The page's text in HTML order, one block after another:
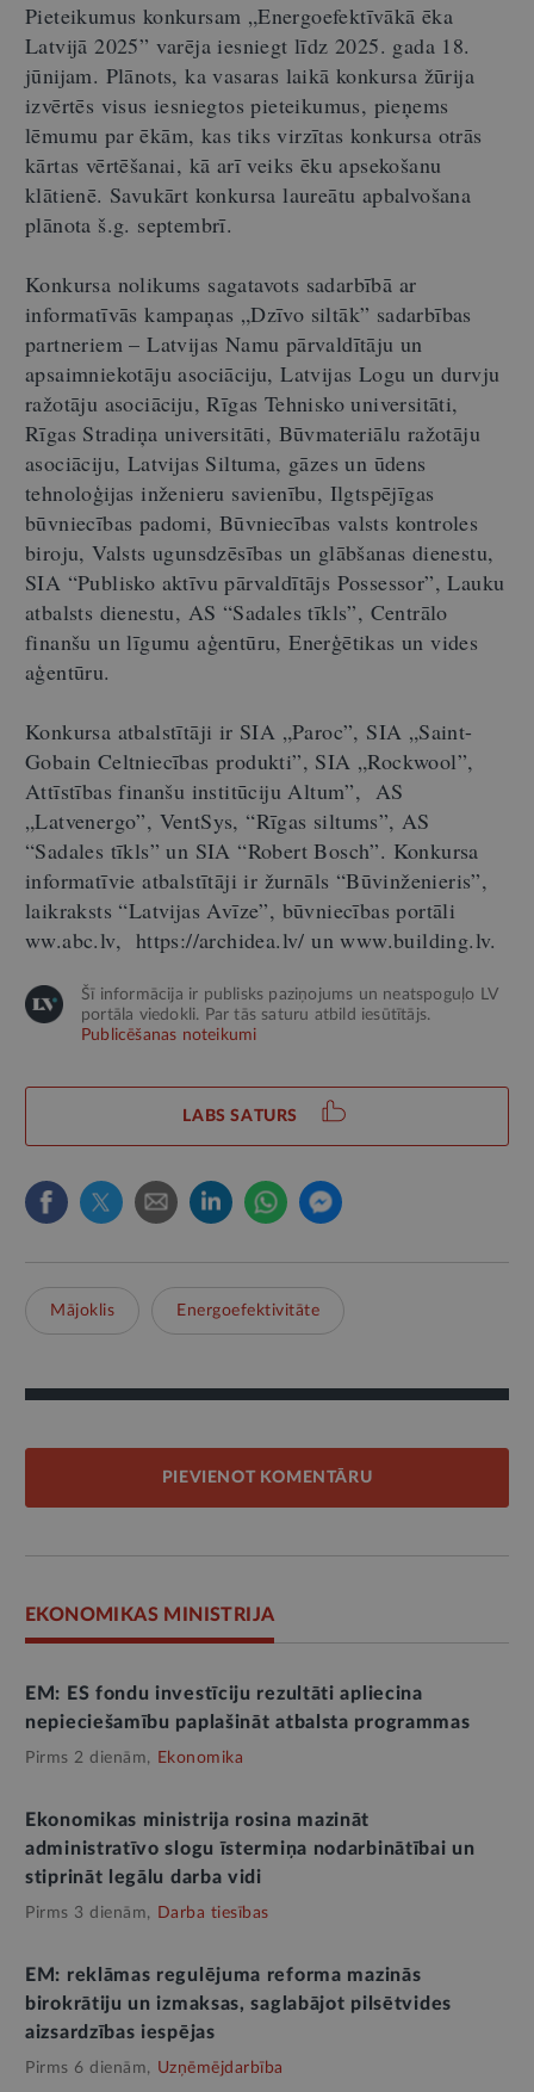
Pieteikumus konkursam „Energoefektīvākā ēka
Latvijā 2025” varēja iesniegt līdz 2025. gada 18.
jūnijam. Plānots, ka vasaras laikā konkursa žūrija
izvērtēs visus iesniegtos pieteikumus, pieņems
lēmumu par ēkām, kas tiks virzītas konkursa otrās
kārtas vērtēšanai, kā arī veiks ēku apsekošanu
klātienē. Savukārt konkursa laureātu apbalvošana
plānota š.g. septembrī.
Konkursa nolikums sagatavots sadarbībā ar
informatīvās kampaņas „Dzīvo siltāk” sadarbības
partneriem – Latvijas Namu pārvaldītāju un
apsaimniekotāju asociāciju, Latvijas Logu un durvju
ražotāju asociāciju, Rīgas Tehnisko universitāti,
Rīgas Stradiņa universitāti, Būvmateriālu ražotāju
asociāciju, Latvijas Siltuma, gāzes un ūdens
tehnoloģijas inženieru savienību, Ilgtspējīgas
būvniecības padomi, Būvniecības valsts kontroles
biroju, Valsts ugunsdzēsības un glābšanas dienestu,
SIA “Publisko aktīvu pārvaldītājs Possessor”, Lauku
atbalsts dienestu, AS “Sadales tīkls”, Centrālo
finanšu un līgumu aģentūru, Enerģētikas un vides
aģentūru.
Konkursa atbalstītāji ir SIA „Paroc”, SIA „Saint-
Gobain Celtniecības produkti”, SIA „Rockwool”,
Attīstības finanšu institūciju Altum”, AS
„Latvenergo”, VentSys, “Rīgas siltums”, AS
“Sadales tīkls” un SIA “Robert Bosch”. Konkursa
informatīvie atbalstītāji ir žurnāls “Būvinženieris”,
laikraksts “Latvijas Avīze”, būvniecības portāli
ww.abc.lv, https://archidea.lv/ un www.building.lv.
Šī informācija ir publisks paziņojums un neatspoguļo LV
portāla viedokli. Par tās saturu atbild iesūtītājs.
Publicēšanas noteikumi
LABS SATURS
Mājoklis Energoefektivitāte
PIEVIENOT KOMENTĀRU
EKONOMIKAS MINISTRIJA
EM: ES fondu investīciju rezultāti apliecina
nepieciešamību paplašināt atbalsta programmas
Pirms 2 dienām, Ekonomika
Ekonomikas ministrija rosina mazināt
administratīvo slogu īstermiņa nodarbinātībai un
stiprināt legālu darba vidi
Pirms 3 dienām, Darba tiesības
EM: reklāmas regulējuma reforma mazinās
birokrātiju un izmaksas, saglabājot pilsētvides
aizsardzības iespējas
Pirms 6 dienām, Uzņēmējdarbība